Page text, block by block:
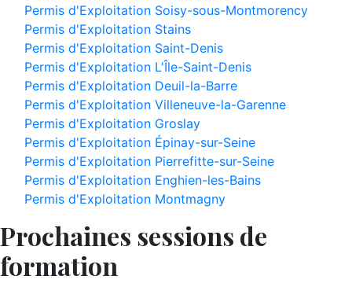
Permis d'Exploitation Soisy-sous-Montmorency
Permis d'Exploitation Stains
Permis d'Exploitation Saint-Denis
Permis d'Exploitation L'Île-Saint-Denis
Permis d'Exploitation Deuil-la-Barre
Permis d'Exploitation Villeneuve-la-Garenne
Permis d'Exploitation Groslay
Permis d'Exploitation Épinay-sur-Seine
Permis d'Exploitation Pierrefitte-sur-Seine
Permis d'Exploitation Enghien-les-Bains
Permis d'Exploitation Montmagny
Prochaines sessions de
formation